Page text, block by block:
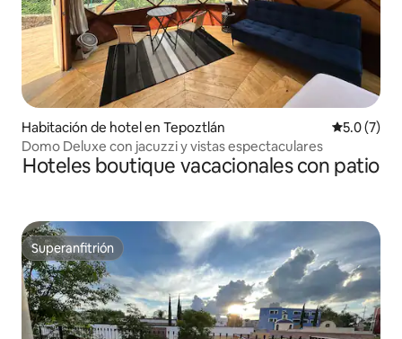
Habitación de hotel en Tepoztlán
5.0 (7)
Domo Deluxe con jacuzzi y vistas espectaculares
Hoteles boutique vacacionales con patio
Superanfitrión
Superanfitrión